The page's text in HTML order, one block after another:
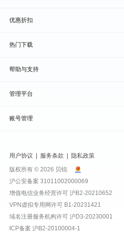
贝锐花生壳 · 动态域名
贝锐洋葱头 · 协作无间
贝锐蒲公英硬件
贝锐花生壳硬件
天猫旗舰店
京东旗舰店
优惠折扣
兑换码通道
教育公益折扣
热门下载
贝锐向日葵客户端
贝锐蒲公英客户端
贝锐花生壳客户端
帮助与支持
我要建议
我要投诉
钻石VIP
远程协助
报告漏洞
管理平台
贝锐向日葵管理
贝锐花生壳管理
贝锐洋葱头管理
域名管理
账号管理
账号信息
产品续费
我的订单
用户协议 服务条款
隐私政策
版权所有 © 2026 贝锐
沪公安备案 31011002000069
增值电信业务经营许可沪B2-20210652
VPN虚拟专用网许可 B1-20231421
域名注册服务机构许可 沪D3-20230001
ICP备案沪B2-20100004-1